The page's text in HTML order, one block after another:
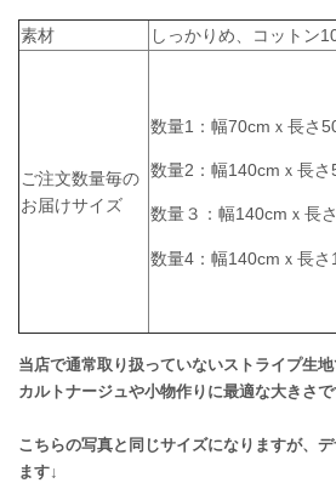
素材 しっかりめ、コットン
ご注文数量毎の
お届けサイズ
数量1：幅70cmｘ長さ
数量2：幅140cmｘ長さ
数量３：幅140cmｘ長
数量4：幅140cmｘ長さ
当店で通常取り扱っていないストライプ生地
カルトナージュや小物作りに最適な大きさで
こちらの写真と同じサイズになりますが、
ます↓